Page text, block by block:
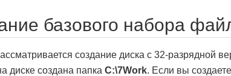
базового набора
создание диска с 32-разрядной
диске создана папка C:\7Work. Если вы